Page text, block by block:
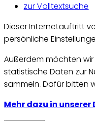
zur Volltextsuche
Dieser Internetauftritt
persönliche
Außerdem möchten
statistische Daten zur
sammeln. Dafür bitten
Mehr dazu in